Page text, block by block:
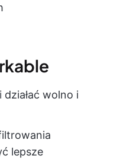
wolno i
lepsze